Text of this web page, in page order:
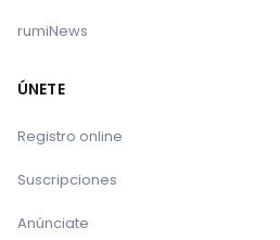
rumiNews
ÚNETE
Registro online
Suscripciones
Anúnciate